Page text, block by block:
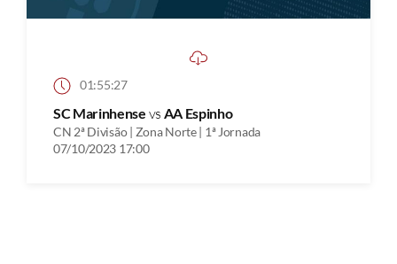
01:55:27
SC Marinhense vs AA Espinho
CN 2ª Divisão | Zona Norte | 1ª Jornada
07/10/2023 17:00